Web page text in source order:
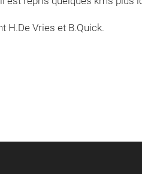
H.De Vries et B.Quick.